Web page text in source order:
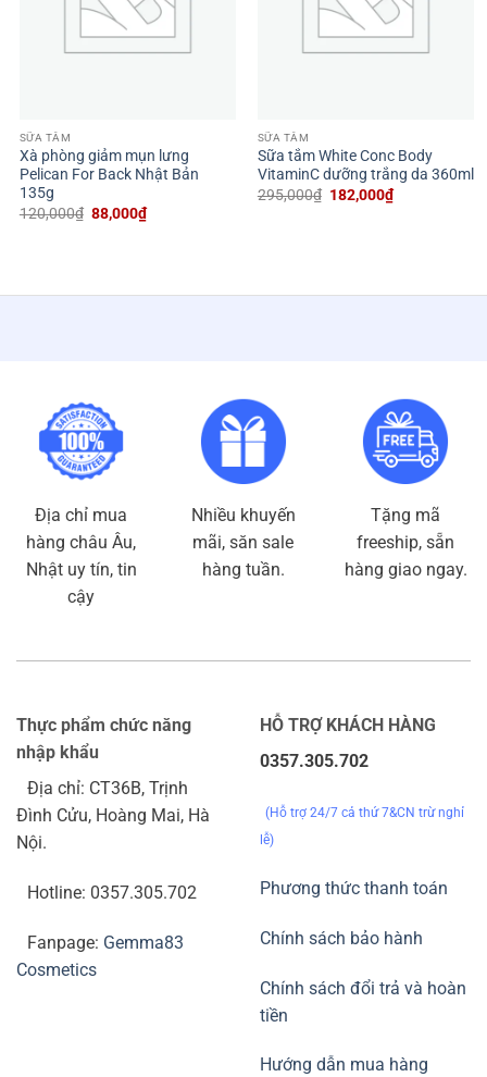
SỮA TẮM
Xà phòng giảm mụn lưng
Pelican For Back Nhật Bản
135g
120,000₫ Giá
gốc
88,000₫Giá
hiện
SỮA TẮM
Sữa tắm White Conc Body
VitaminC dưỡng trắng da 360ml
295,000₫ Giá
182,000₫Giá
hiện
Địa chỉ mua
hàng châu Âu,
Nhật uy tín, tin
cậy
Nhiều khuyến
mãi, săn sale
hàng tuần.
Tặng mã
freeship, sẵn
hàng giao ngay.
Thực phẩm chức năng
nhập khẩu
Địa chỉ: CT36B, Trịnh
Đình Cửu, Hoàng Mai, Hà
Nội.
Hotline: 0357.305.702
Fanpage: Gemma83
Cosmetics
HỖ TRỢ KHÁCH HÀNG
0357.305.702
(Hỗ trợ 24/7 cả thứ 7&CN trừ nghỉ
lễ)
Phương thức thanh toán
Chính sách bảo hành
Chính sách đổi trả và hoàn
tiền
Hướng dẫn mua hàng